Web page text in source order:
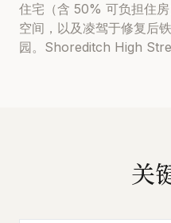
住宅（含 50% 可负担住
空间，以及凌驾于修复后
园。Shoreditch High
关